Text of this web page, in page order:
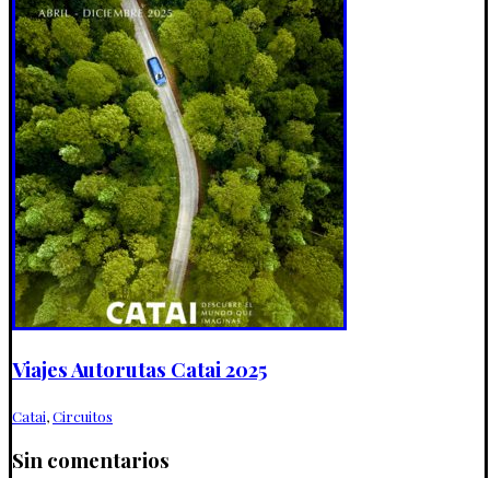
Viajes Autorutas Catai 2025
Catai,Circuitos
Sin comentarios